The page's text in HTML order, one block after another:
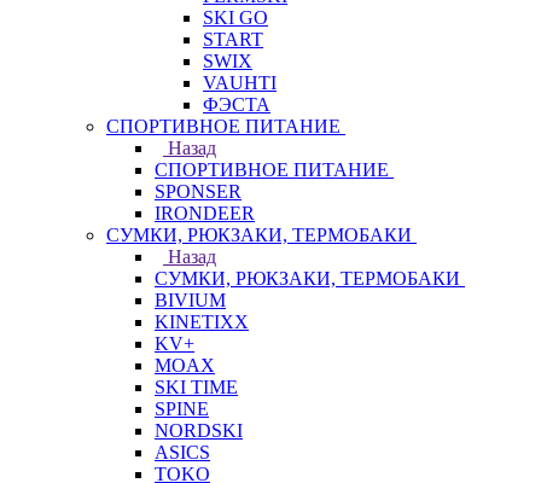
SKI GO
START
SWIX
VAUHTI
ФЭСТА
СПОРТИВНОЕ ПИТАНИЕ
Назад
СПОРТИВНОЕ ПИТАНИЕ
SPONSER
IRONDEER
СУМКИ, РЮКЗАКИ, ТЕРМОБАКИ
Назад
СУМКИ, РЮКЗАКИ, ТЕРМОБАКИ
BIVIUM
KINETIXX
KV+
MOAX
SKI TIME
SPINE
NORDSKI
ASICS
TOKO